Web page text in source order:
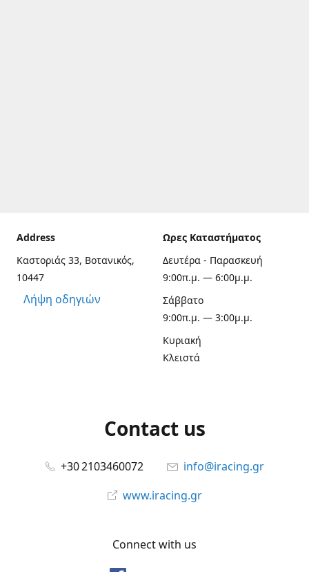
Address
Καστοριάς 33, Βοτανικός,
10447
Λήψη οδηγιών
Ωρες Καταστήματος
Δευτέρα - Παρασκευή
9:00π.μ. — 6:00μ.μ.
Σάββατο
9:00π.μ. — 3:00μ.μ.
Κυριακή
Κλειστά
Contact us
+30 2103460072
info@iracing.gr
www.iracing.gr
Connect with us